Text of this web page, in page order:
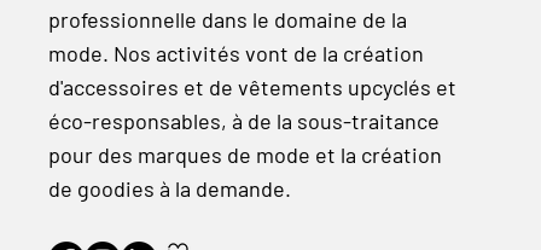
professionnelle dans le domaine de la
mode. Nos activités vont de la création
d'accessoires et de vêtements upcyclés et
éco-responsables, à de la sous-traitance
pour des marques de mode et la création
de goodies à la demande.